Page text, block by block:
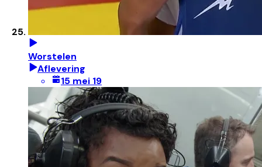
Worstelen
Aflevering
15 mei 19